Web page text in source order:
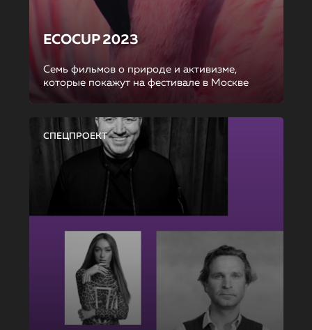
ECOCUP 2023
Семь фильмов о природе и активизме,
которые покажут на фестивале в Москве
СПЕЦПРОЕКТ